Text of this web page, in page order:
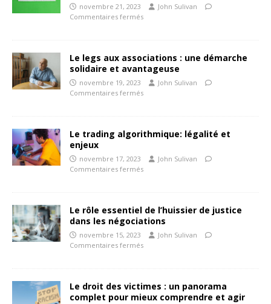
novembre 21, 2023
John Sulivan
Commentaires fermés
Le legs aux associations : une démarche
solidaire et avantageuse
novembre 19, 2023
John Sulivan
Commentaires fermés
Le trading algorithmique: légalité et
enjeux
novembre 17, 2023
John Sulivan
Commentaires fermés
Le rôle essentiel de l’huissier de justice
dans les négociations
novembre 15, 2023
John Sulivan
Commentaires fermés
Le droit des victimes : un panorama
complet pour mieux comprendre et agir